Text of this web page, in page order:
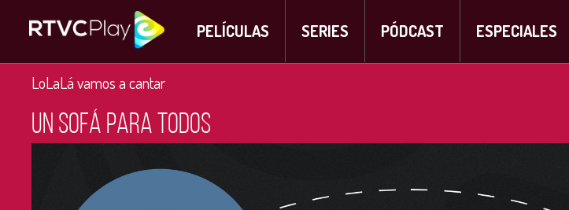
PELÍCULAS SERIES PÓDCAST ESPECIALES
LoLaLá vamos a cantar
Un sofá para todos